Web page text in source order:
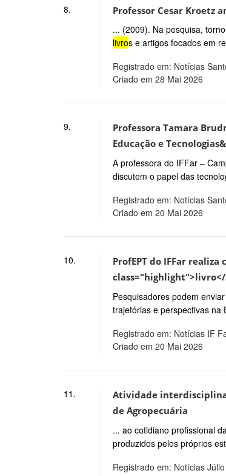
Professor Cesar Kroetz
... (2009). Na pesquisa,
livros e artigos focados em
Registrado em: Notícias
Criado em 28 Mai 2026
8.
Professora Tamara
Educação e
A professora do IFFar –
discutem o papel das
Registrado em: Notícias
Criado em 20 Mai 2026
9.
ProfEPT do IFFar
class="highlight">livro</
Pesquisadores podem
trajetórias e perspectivas na
Registrado em: Notícias IF
Criado em 20 Mai 2026
10.
Atividade
de Agropecuária
... ao cotidiano profissional
produzidos pelos próprios
Registrado em: Notícias
11.